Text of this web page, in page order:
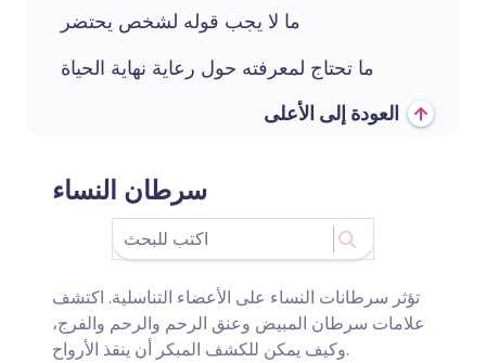
ما لا يجب قوله لشخص يحتضر
ما تحتاج لمعرفته حول رعاية نهاية الحياة
العودة إلى الأعلى
سرطان النساء
تؤثر سرطانات النساء على الأعضاء التناسلية. اكتشف
علامات سرطان المبيض وعنق الرحم والرحم والفرج،
وكيف يمكن للكشف المبكر أن ينقذ الأرواح.